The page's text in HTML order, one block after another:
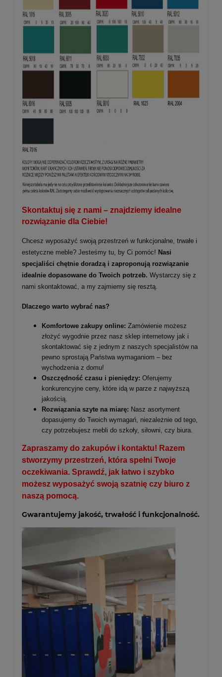
Skontaktuj się z nami – znajdziemy idealne
rozwiązanie dla Ciebie!
Chcesz wyposażyć swoją przestrzeń w funkcjonalne, trwałe i
estetyczne meble? Jesteśmy tu, by Ci pomóc! Nasi
specjaliści chętnie doradzą i zaproponują rozwiązanie
idealnie dopasowane do Twoich potrzeb. Wystarczy się z
nami skontaktować, a my zajmiemy się resztą.
Dlaczego warto wybrać nas?
Komfortowe zakupy online: Zamówienie możesz
złożyć wygodnie przez nasz sklep internetowy jak i
skontaktować się z jednym z naszych specjalistów na
pewno sprostają Państwa wymaganiom – bez
wychodzenia z domu!
Oszczędność czasu i pieniędzy: Oferujemy
konkurencyjne ceny, które idą w parze z najwyższą
jakością.
Rozwiązania szyte na miarę: Nasz asortyment
dopasujemy do Twoich wymagań, niezależnie od tego,
czy potrzebujesz mebli do szkoły, siłowni, czy biura.
Zapraszamy do zakupów i kontaktu! Razem
stworzymy przestrzeń, która spełni Twoje
oczekiwania. Sprawdź, jak łatwo i szybko
możesz wyposażyć swoją szatnię czy biuro z
naszą pomocą.
Gwarantujemy jakość, trwałość i funkcjonalność.